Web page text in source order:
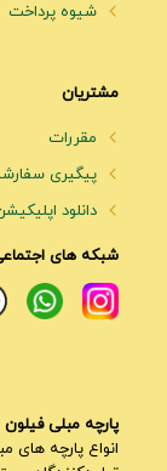
شیوه پرداخت
مشتریان
مقررات
پیگیری
دانلود
شبکه های
پارچه مبلی فیلون
انواع پارچه های